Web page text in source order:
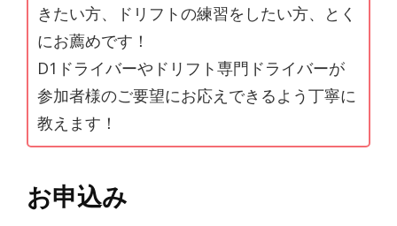
きたい方、ドリフトの練習をしたい方、とく
にお薦めです！
D1ドライバーやドリフト専門ドライバーが
参加者様のご要望にお応えできるよう丁寧に
教えます！
お申込み